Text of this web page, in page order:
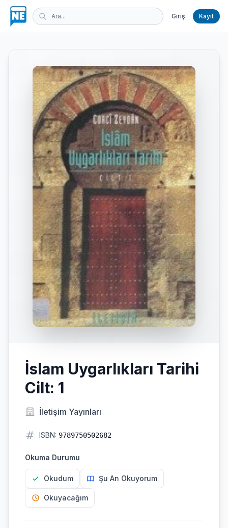
Giriş Kayıt
İslam Uygarlıkları Tarihi
Cilt: 1
İletişim Yayınları
ISBN: 9789750502682
Okuma Durumu
Okudum Şu An Okuyorum
Okuyacağım